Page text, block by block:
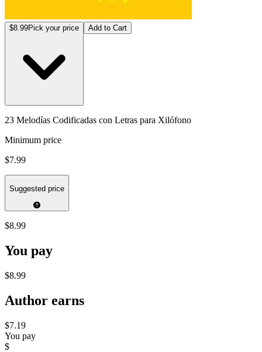
$8.99Pick your price Add to Cart
23 Melodías Codificadas con Letras para Xilófono
Minimum price
$7.99
Suggested price
$8.99
You pay
$8.99
Author earns
$7.19
You pay
$